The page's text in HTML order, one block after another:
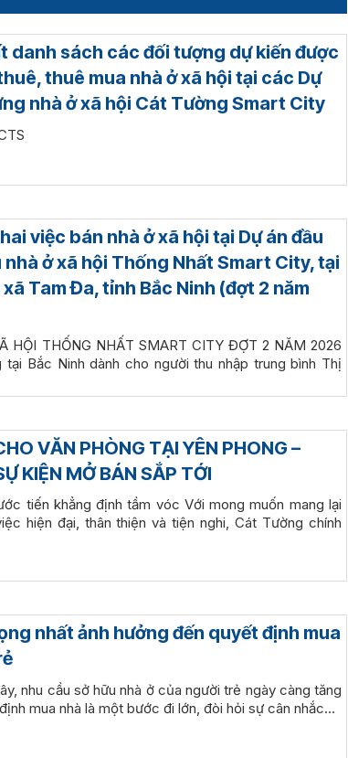
danh sách các đối tượng dự kiến được
thuê mua nhà ở xã hội tại các Dự
nhà ở xã hội Cát Tường Smart City
việc bán nhà ở xã hội tại Dự án đầu
ở xã hội Thống Nhất Smart City, tại
Tam Đa, tỉnh Bắc Ninh (đợt 2 năm
HỘI THỐNG NHẤT SMART CITY ĐỢT 2 NĂM 2026
Bắc Ninh dành cho người thu nhập trung bình Thị
VĂN PHÒNG TẠI YÊN PHONG –
KIỆN MỞ BÁN SẮP TỚI
tiến khẳng định tầm vóc Với mong muốn mang lại
hiện đại, thân thiện và tiện nghi, Cát Tường chính
nhất ảnh hưởng đến quyết định mua
nhu cầu sở hữu nhà ở của người trẻ ngày càng tăng
mua nhà là một bước đi lớn, đòi hỏi sự cân nhắc…